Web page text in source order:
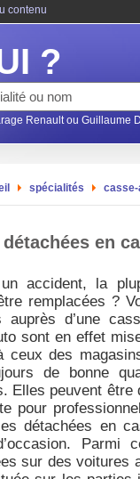
contenu
?
Renault ou Guillaume
spécialités
en
accident, la
remplacées ?
auprès d’une
sont en effet
ceux des
de bonne
Elles peuvent
pour
détachées en
Parmi
sur des voitures